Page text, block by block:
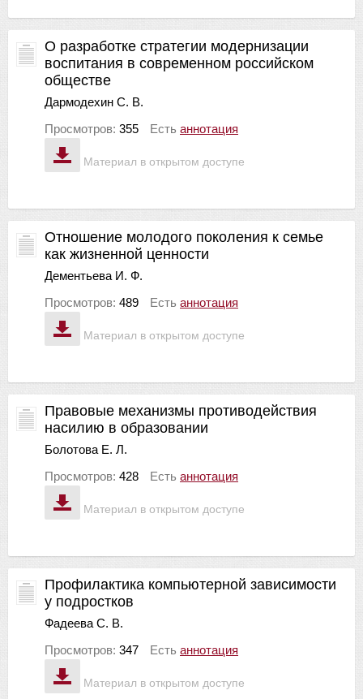
Материал в открытом доступе
О разработке стратегии модернизации
воспитания в современном российском
обществе
Дармодехин С. В.
Просмотров: 355 Есть аннотация
Материал в открытом доступе
Отношение молодого поколения к семье
как жизненной ценности
Дементьева И. Ф.
Просмотров: 489 Есть аннотация
Материал в открытом доступе
Правовые механизмы противодействия
насилию в образовании
Болотова Е. Л.
Просмотров: 428 Есть аннотация
Материал в открытом доступе
Профилактика компьютерной зависимости
у подростков
Фадеева С. В.
Просмотров: 347 Есть аннотация